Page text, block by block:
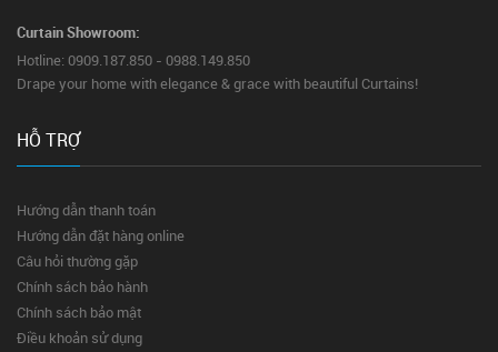
Curtain Showroom:
Hotline: 0909.187.850 - 0988.149.850
Drape your home with elegance & grace with beautiful Curtains!
HỖ TRỢ
Hướng dẫn thanh toán
Hướng dẫn đặt hàng online
Câu hỏi thường gặp
Chính sách bảo hành
Chính sách bảo mật
Điều khoản sử dụng